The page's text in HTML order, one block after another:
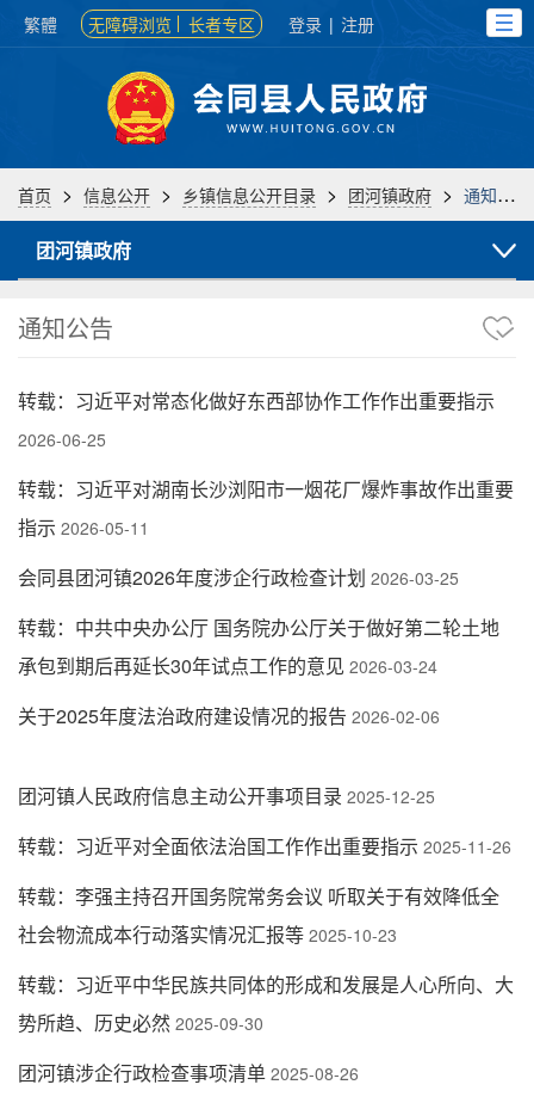
繁體 无障碍浏览 长者专区 登录 | 注册
首页 > 信息公开 > 乡镇信息公开目录 > 团河镇政府 > 通知公告
团河镇政府
通知公告
转载：习近平对常态化做好东西部协作工作作出重要指示
2026-06-25
转载：习近平对湖南长沙浏阳市一烟花厂爆炸事故作出重要
指示 2026-05-11
会同县团河镇2026年度涉企行政检查计划 2026-03-25
转载：中共中央办公厅 国务院办公厅关于做好第二轮土地
承包到期后再延长30年试点工作的意见 2026-03-24
关于2025年度法治政府建设情况的报告 2026-02-06
团河镇人民政府信息主动公开事项目录 2025-12-25
转载：习近平对全面依法治国工作作出重要指示 2025-11-26
转载：李强主持召开国务院常务会议 听取关于有效降低全
社会物流成本行动落实情况汇报等 2025-10-23
转载：习近平中华民族共同体的形成和发展是人心所向、大
势所趋、历史必然 2025-09-30
团河镇涉企行政检查事项清单 2025-08-26